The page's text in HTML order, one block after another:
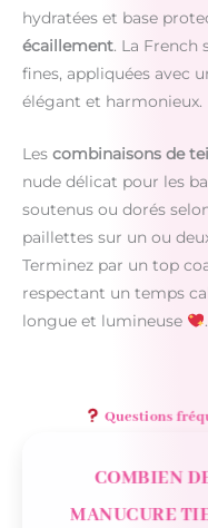
hydratées et base
écaillement. La French
fines, appliquées avec
élégant et harmonieux.
Les combinaisons de
nude délicat pour les
soutenus ou dorés
paillettes sur un ou
Terminez par un top
respectant un temps
longue et lumineuse
.
Questions
COMBIEN
MANUCURE